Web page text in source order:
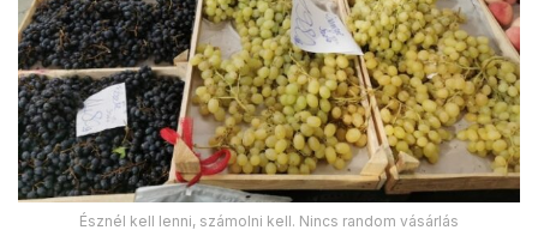
Észnél kell lenni, számolni kell. Nincs random vásárlás